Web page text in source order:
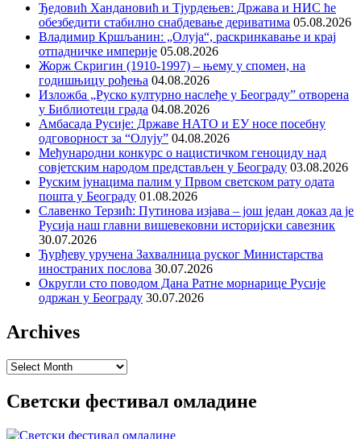
Ђедовић Хандановић и Тјурдењев: Држава и НИС ће
обезбедити стабилно снабдевање дериватима 05.08.2026
Владимир Кршљанин: „Олуја“, раскринкавање и крај
отпадничке империје 05.08.2026
Жорж Скригин (1910-1997) – њему у спомен, на
годишњицу рођења 04.08.2026
Изложба „Руско културно наслеђе у Београду” отворена
у Библиотеци града 04.08.2026
Амбасада Русије: Државе НАТО и ЕУ носе посебну
одговорност за “Олују” 04.08.2026
Међународни конкурс о нацистичком геноциду над
совјетским народом представљен у Београду 03.08.2026
Руским јунацима палим у Првом светском рату одата
пошта у Београду 01.08.2026
Славенко Терзић: Путинова изјава – још један доказ да је
Русија наш главни вишевековни историјски савезник
30.07.2026
Ђурђеву уручена Захвалница руског Министарства
иностраних послова 30.07.2026
Округли сто поводом Дана Ратне морнарице Русије
одржан у Београду 30.07.2026
Archives
Archives
Светски фестивал омладине